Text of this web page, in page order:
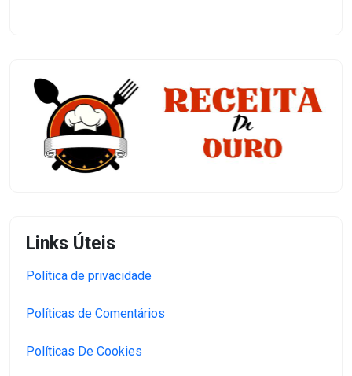
Links Úteis
Política de privacidade
Políticas de Comentários
Políticas De Cookies